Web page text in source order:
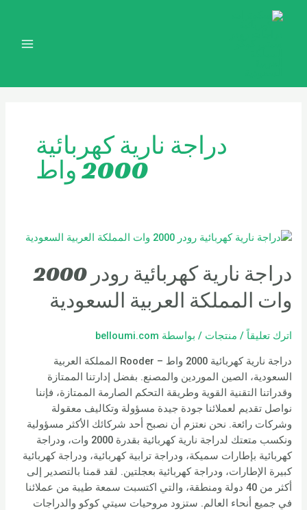
دراجة نارية كهربائية
2000 واط
دراجة نارية كهربائية رودر 2000
وات المملكة العربية السعودية
اترك تعليقاً / منتجات / بواسطة belloumi.com
دراجة نارية كهربائية 2000 واط – Rooder المملكة العربية
السعودية، الصين الموردين والمصنع. بفضل إدارتنا الممتازة
وقدراتنا التقنية القوية وطريقة التحكم الصارمة الممتازة، فإننا
نواصل تقديم لعملائنا جودة جيدة مسؤولة وتكاليف معقولة
وشركات رائعة. نحن نعتزم أن نصبح أحد شركائك الأكثر مسؤولية
ونكسب متعتك لدراجة نارية كهربائية بقدرة 2000 وات، ودراجة
كهربائية بإطارات سميكة، ودراجة ترابية كهربائية، ودراجة كهربائية
كبيرة الإطارات، ودراجة كهربائية بعجلتين. لقد قمنا بالتصدير إلى
أكثر من 40 دولة ومنطقة، والتي اكتسبت سمعة طيبة من عملائنا
في جميع أنحاء العالم. ستزود مروحيات سيتي كوكو والدراجات